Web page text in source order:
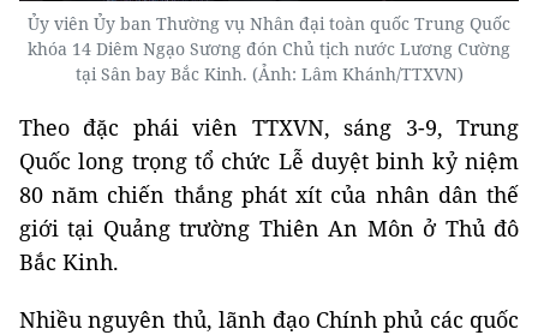
Ủy viên Ủy ban Thường vụ Nhân đại toàn quốc Trung Quốc
khóa 14 Diêm Ngạo Sương đón Chủ tịch nước Lương Cường
tại Sân bay Bắc Kinh. (Ảnh: Lâm Khánh/TTXVN)
Theo đặc phái viên TTXVN, sáng 3-9, Trung
Quốc long trọng tổ chức Lễ duyệt binh kỷ niệm
80 năm chiến thắng phát xít của nhân dân thế
giới tại Quảng trường Thiên An Môn ở Thủ đô
Bắc Kinh.
Nhiều nguyên thủ, lãnh đạo Chính phủ các quốc